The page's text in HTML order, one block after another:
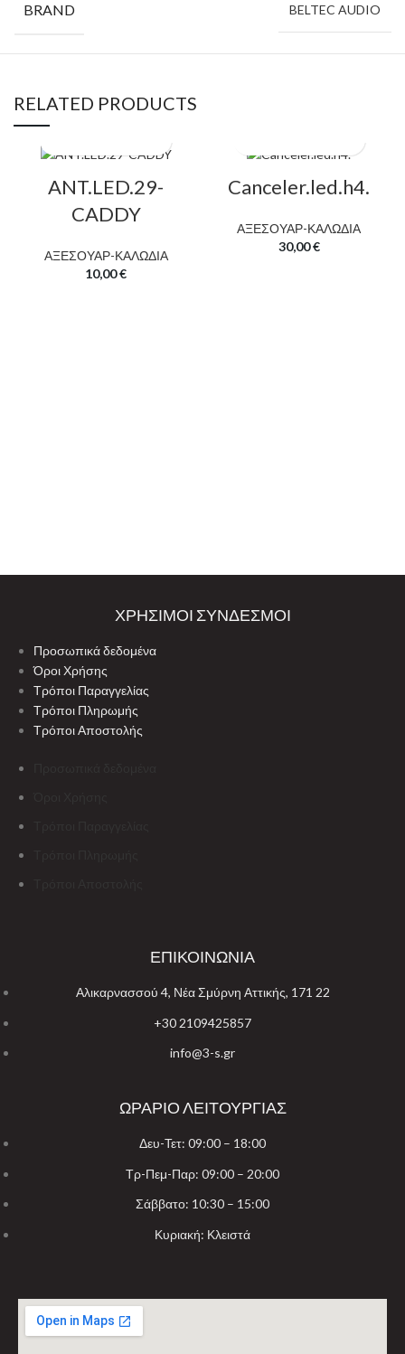
BRAND BELTEC AUDIO
RELATED PRODUCTS
ANT.LED.29-
CADDY
ΑΞΕΣΟΥΑΡ-ΚΑΛΩΔΙΑ
10,00€
Canceler.led.h4.
ΑΞΕΣΟΥΑΡ-ΚΑΛΩΔΙΑ
30,00€
ΕΠΙΚΟΙΝΩΝΙΑ
Αλικαρνασσού 4, Νέα Σμύρνη Αττικής, 171 22
+30 2109425857
info@3-s.gr
ΩΡΑΡΙΟ ΛΕΙΤΟΥΡΓΙΑΣ
Δευ-Τετ: 09:00 – 18:00
Τρ-Πεμ-Παρ: 09:00 – 20:00
Σάββατο: 10:30 – 15:00
Κυριακή: Κλειστά
ΧΡΗΣΙΜΟΙ ΣΥΝΔΕΣΜΟΙ
Προσωπικά δεδομένα
Όροι Χρήσης
Τρόποι Παραγγελίας
Τρόποι Πληρωμής
Τρόποι Αποστολής